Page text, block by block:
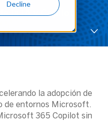
Decline
la IA y Copilot
la adopción de
de entornos Microsoft.
365 Copilot sin